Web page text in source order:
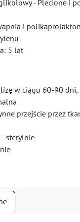
- Plecione i
i polikaprolakton
5 lat
w ciągu 60-90 dni,
przejście przez
sterylnie